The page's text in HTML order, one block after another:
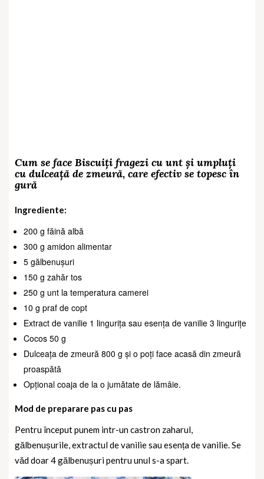
Cum se face Biscuiți fragezi cu unt și umpluți
cu dulceață de zmeură, care efectiv se topesc în
gură
Ingrediente:
200 g făină albă
300 g amidon alimentar
5 gălbenușuri
150 g zahăr tos
250 g unt la temperatura camerei
10 g praf de copt
Extract de vanilie 1 lingurița sau esența de vanilie 3 lingurițe
Cocos 50 g
Dulceața de zmeură 800 g și o poți face acasă din zmeură
proaspătă
Opțional coaja de la o jumătate de lămâie.
Mod de preparare pas cu pas
Pentru început punem intr-un castron zaharul,
gălbenușurile, extractul de vanilie sau esența de vanilie. Se
văd doar 4 gălbenușuri pentru unul s-a spart.